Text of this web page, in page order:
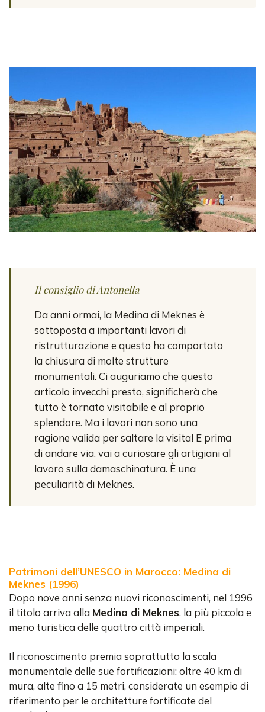
Il consiglio di Antonella
Da anni ormai, la Medina di Meknes è
sottoposta a importanti lavori di
ristrutturazione e questo ha comportato
la chiusura di molte strutture
monumentali. Ci auguriamo che questo
articolo invecchi presto, significherà che
tutto è tornato visitabile e al proprio
splendore. Ma i lavori non sono una
ragione valida per saltare la visita! E prima
di andare via, vai a curiosare gli artigiani al
lavoro sulla damaschinatura. È una
peculiarità di Meknes.
Patrimoni dell’UNESCO in Marocco: Medina di
Meknes (1996)
Dopo nove anni senza nuovi riconoscimenti, nel 1996
il titolo arriva alla Medina di Meknes, la più piccola e
meno turistica delle quattro città imperiali.
Il riconoscimento premia soprattutto la scala
monumentale delle sue fortificazioni: oltre 40 km di
mura, alte fino a 15 metri, considerate un esempio di
riferimento per le architetture fortificate del